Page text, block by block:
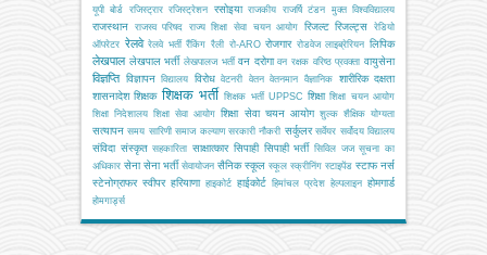
यूपी बोर्ड रजिस्ट्रार रजिस्ट्रेशन रसोइया राजकीय राजर्षि टंडन मुक्त विश्वविद्यालय
राजस्थान राजस्व परिषद राज्य शिक्षा सेवा चयन आयोग रिजल्ट रिजल्ट्स
रेडियो
ऑपरेटर रेलवे रेलवे भर्ती रैंकिंग रैली रो-ARO रोजगार रोडवेज लाइब्रेरियन लिपिक
लेखपाल लेखपाल भर्ती लेखपालज भर्ती वन दरोगा वन रक्षक वरिष्ठ प्रवक्ता वायुसेना
विज्ञप्ति विज्ञापन विद्यालय विरोध वेटनरी वेतन वेतनमान वैज्ञानिक
शारीरिक दक्षता
शासनादेश शिक्षक शिक्षक भर्ती शिक्षक भर्ती UPPSC शिक्षा शिक्षा चयन आयोग
शिक्षा निदेशालय शिक्षा सेवा आयोग शिक्षा सेवा चयन आयोग शुल्क शैक्षिक योग्यता
सत्यापन समय सारिणी समाज कल्याण सरकारी नौकरी सर्कुलर सर्वेयर सर्वोदय विद्यालय
संविदा संस्कृत सहकारिता साक्षात्कार सिपाही सिपाही भर्ती सिविल जज सूचना का
अधिकार सेना सेना भर्ती सेवायोजन सैनिक स्कूल स्कूल स्क्रीनिंग स्टाइपेंड स्टाफ नर्स
स्टेनोग्राफर स्वीपर हरियाणा हाइकोर्ट हाईकोर्ट हिमांचल प्रदेश हेल्पलाइन होमगार्ड
होमगार्ड्स